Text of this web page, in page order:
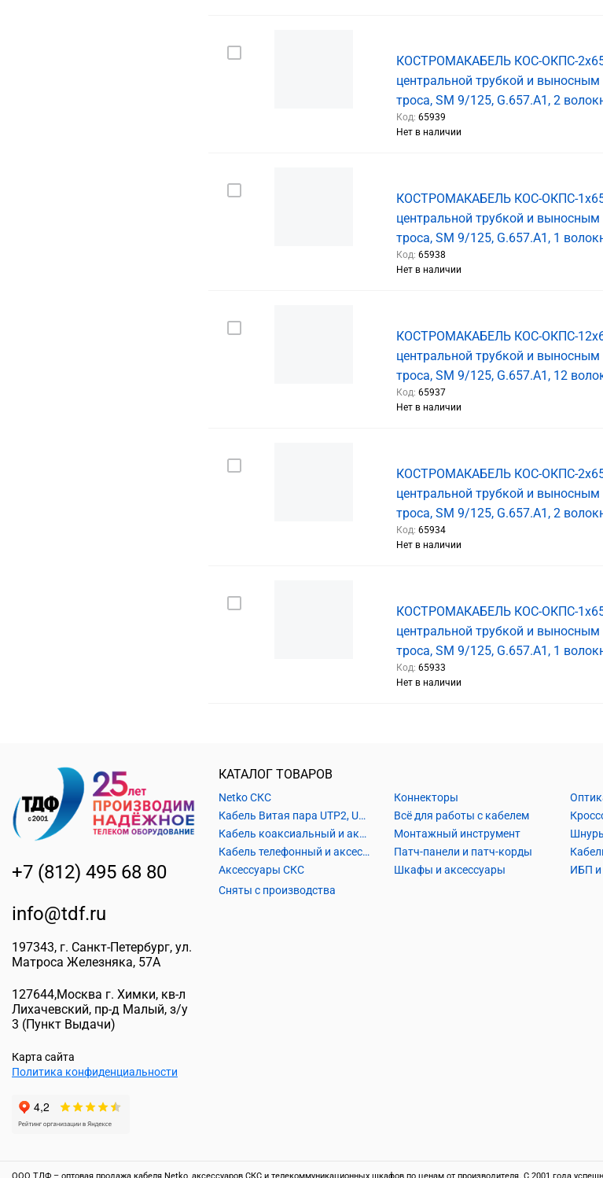
КОСТРОМАКАБЕЛЬ КОС-ОКПС-
центральной трубкой и
троса, SM 9/125, G.657.A1, 2
Код: 65939
Нет в наличии
КОСТРОМАКАБЕЛЬ КОС-ОКПС-
центральной трубкой и
троса, SM 9/125, G.657.A1, 1
Код: 65938
Нет в наличии
КОСТРОМАКАБЕЛЬ КОС-ОКПС-
центральной трубкой и
троса, SM 9/125, G.657.A1, 12
Код: 65937
Нет в наличии
КОСТРОМАКАБЕЛЬ КОС-ОКПС-
центральной трубкой и
троса, SM 9/125, G.657.A1, 2
Код: 65934
Нет в наличии
КОСТРОМАКАБЕЛЬ КОС-ОКПС-
центральной трубкой и
троса, SM 9/125, G.657.A1, 1
Код: 65933
Нет в наличии
+7 (812) 495 68 80
info@tdf.ru
197343, г. Санкт-Петербург, ул.
Матроса Железняка, 57A
127644,Москва г. Химки, кв-л
Лихачевский, пр-д Малый, з/у
3 (Пункт Выдачи)
Карта сайта
Политика конфиденциальности
КАТАЛОГ ТОВАРОВ
Netko СКС
Кабель Витая пара UTP2, UTP4, FTP2, FTP4
Кабель коаксиальный и аксессуары
Кабель телефонный и аксессуары
Аксессуары СКС
Коннекторы
Всё для работы с кабелем
Монтажный инструмент
Патч-панели и патч-корды
Шкафы и аксессуары
ИБП и
Сняты с производства
ООО ТДФ – оптовая продажа кабеля Netko, аксессуаров СКС и телекоммуникационных шкафов по ценам от производителя. С 2001 года